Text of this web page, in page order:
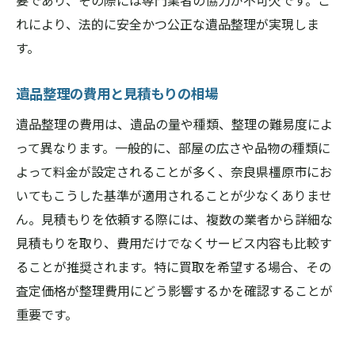
れにより、法的に安全かつ公正な遺品整理が実現しま
す。
遺品整理の費用と見積もりの相場
遺品整理の費用は、遺品の量や種類、整理の難易度によ
って異なります。一般的に、部屋の広さや品物の種類に
よって料金が設定されることが多く、奈良県橿原市にお
いてもこうした基準が適用されることが少なくありませ
ん。見積もりを依頼する際には、複数の業者から詳細な
見積もりを取り、費用だけでなくサービス内容も比較す
ることが推奨されます。特に買取を希望する場合、その
査定価格が整理費用にどう影響するかを確認することが
重要です。